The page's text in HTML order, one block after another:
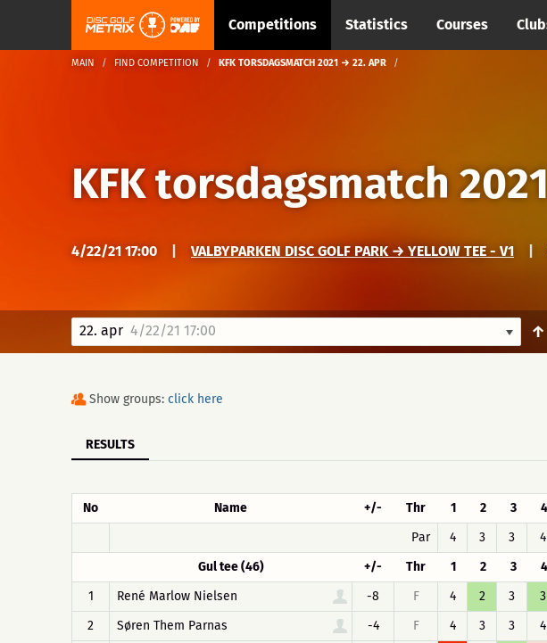
Competitions Statistics Courses
MAIN FIND COMPETITION KFK TORSDAGSMATCH 2021 → 22. APR
KFK torsdagsmatch 2021
4/22/21 17:00 VALBYPARKEN DISC GOLF PARK → YELLOW TEE - V1
22. apr 4/22/21 17:00 ↑
Show groups: click here
RESULTS
No Name +/- Thr 1 2 3 4
Par
4 3 3 4
Gul tee (46)
+/- Thr 1 2 3 4
1
René Marlow Nielsen -8 F 4 2 3 3
2
Søren Them Parnas -4 F 4 3 3 4